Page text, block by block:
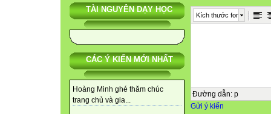
TÀI NGUYÊN DẠY HỌC
CÁC Ý KIẾN MỚI NHẤT
Hoàng Minh ghé thăm chúc
trang chủ và gia...
Kích thước font
Đường dẫn: p
Gửi ý kiến